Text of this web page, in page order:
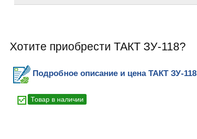
Хотите приобрести ТАКТ ЗУ-118?
Подробное описание и цена ТАКТ ЗУ-118
Товар в наличии